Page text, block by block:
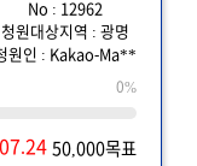
No : 12962
청원대상지역 : 광명
원인 : Kakao-Ma**
0%
50,000목표